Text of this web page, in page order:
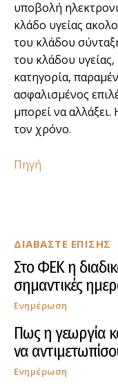
ΔΙΑΒΑΣΤΕ ΕΠΙΣΗΣ
Στο ΦΕΚ η
σημαντικές
Ενημέρωση
Πως η γεωργία
να
Ενημέρωση
υποβολή
κλάδο υγείας
του κλάδου
του κλάδου
κατηγορία,
ασφαλισμένος
μπορεί να
τον χρόνο.
Πηγή